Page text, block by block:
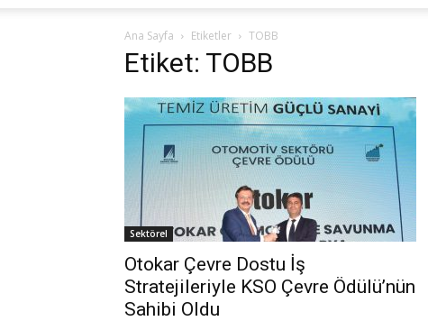
Ana Sayfa Etiketler TOBB
Etiket: TOBB
Sektörel
Otokar Çevre Dostu İş
Stratejileriyle KSO Çevre Ödülü’nün
Sahibi Oldu